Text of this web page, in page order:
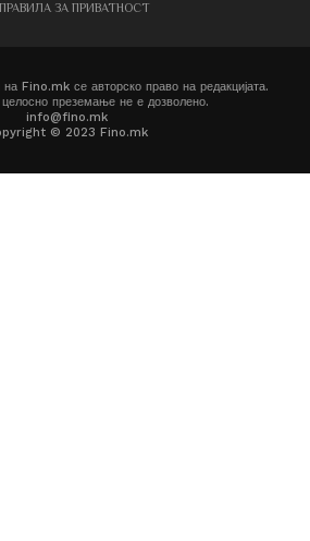
ПРАВИЛА ЗА ПРИВАТНОСТ
Fino.mk се авторско право на редакцијата.
преземање не е дозволено.
info@fino.mk
© 2023 Fino.mk